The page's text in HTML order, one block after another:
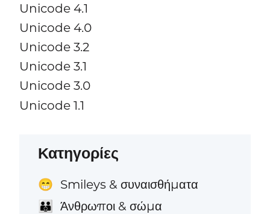
Unicode 4.1
Unicode 4.0
Unicode 3.2
Unicode 3.1
Unicode 3.0
Unicode 1.1
Κατηγορίες
😁 Smileys & συναισθήματα
👪 Άνθρωποι & σώμα